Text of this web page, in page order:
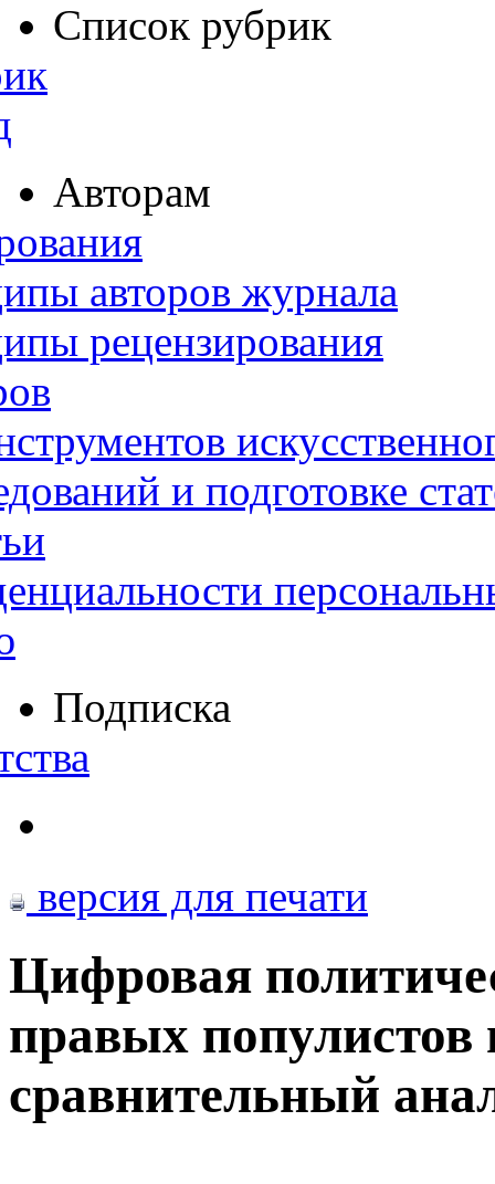
Список рубрик
Авторам
авторов журнала
рецензирования
и подготовке
Подписка
версия для печати
Цифровая
правых популистов
сравнительный